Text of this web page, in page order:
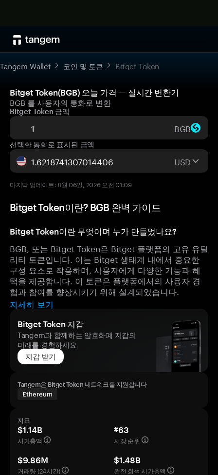
Tangem Wallet 코인 및 토큰 Bitget Token
Bitget Token(BGB) 오늘 가격 — 실시간 변환기
BGB 를 사용자의 통화로 변환
Bitget Token 금액
BGB
선택한 통화로 표시된 금액
USD
마지막 업데이트: 8월 06일, 2026 오전 01:09
Bitget Token이란? BGB 완벽 가이드
Bitget Token이란 무엇이며 누가 만들었나요?
BGB, 또는 Bitget Token은 Bitget 플랫폼의 고유 유틸
리티 토큰입니다. 이는 Bitget 생태계 내에서 중요한
구성 요소로 작용하며, 사용자에게 다양한 기능과 혜
택을 제공합니다. 이 토큰은 플랫폼에서의 사용자 경
험과 참여를 향상시키기 위해 설계되었습니다.
자세히 보기
Bitget Token 지갑
Tangem과 함께하는 암호화폐 지갑의
미래를 경험하세요
지갑 받기
Tangem은 Bitget Token 네트워크를 지원합니다
Ethereum
지표
$1.14B
시가총액
#63
시장 순위
$9.86M
거래량 (24시간)
$1.48B
완전 희석 시가총액